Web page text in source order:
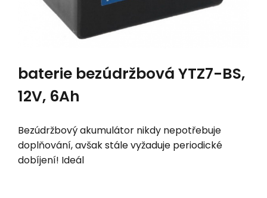
baterie bezúdržbová YTZ7-BS,
12V, 6Ah
Bezúdržbový akumulátor nikdy nepotřebuje
doplňování, avšak stále vyžaduje periodické
dobíjení! Ideál